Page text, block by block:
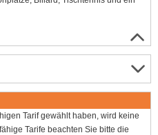
Tarif gewählt haben, wird keine
Tarife beachten Sie bitte die